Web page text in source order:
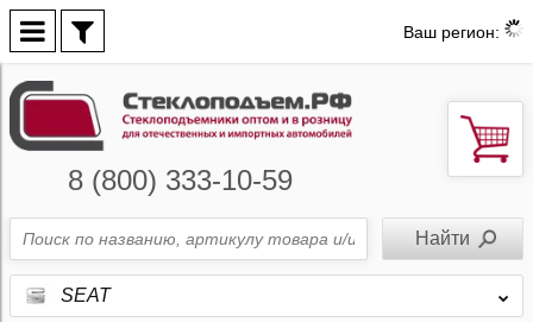
Ваш регион:
8 (800) 333-10-59
SEAT